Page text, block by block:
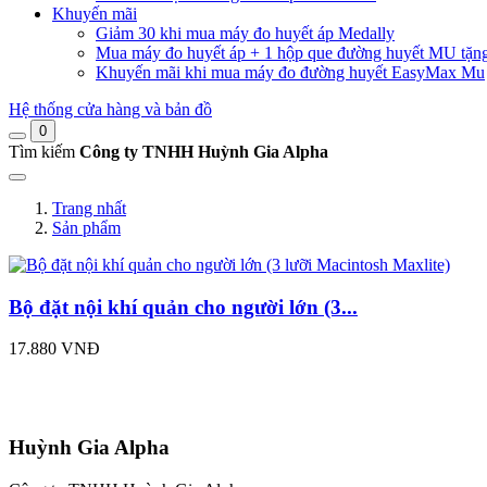
Khuyến mãi
Giảm 30 khi mua máy đo huyết áp Medally
Mua máy đo huyết áp + 1 hộp que đường huyết MU
Khuyến mãi khi mua máy đo đường huyết EasyMax Mu
Hệ thống cửa hàng và bản đồ
0
Tìm kiếm Công ty TNHH Huỳnh Gia Alpha
Trang nhất
Sản phẩm
Bộ đặt nội khí quản cho người lớn (3...
17.880 VNĐ
Huỳnh Gia Alpha